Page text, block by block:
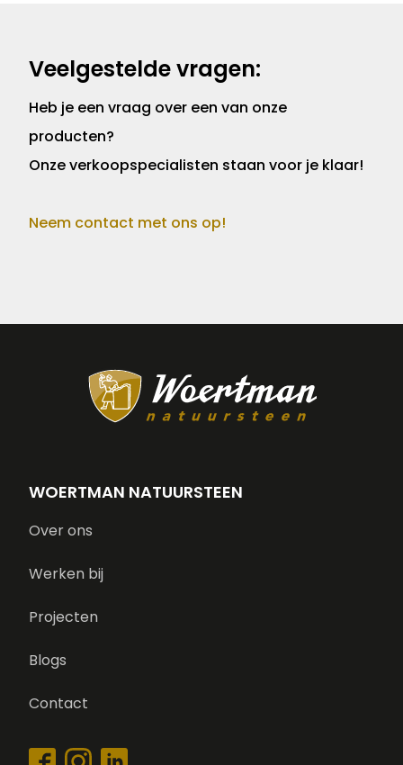
Veelgestelde vragen:
Heb je een vraag over een van onze
producten?
Onze verkoopspecialisten staan voor je klaar!
Neem contact met ons op!
WOERTMAN NATUURSTEEN
Over ons
Werken bij
Projecten
Blogs
Contact